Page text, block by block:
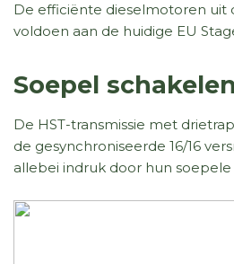
De efficiënte dieselmotoren uit
voldoen aan de huidige EU
Soepel schakelen
De HST-transmissie met
de gesynchroniseerde 16/16
allebei indruk door hun